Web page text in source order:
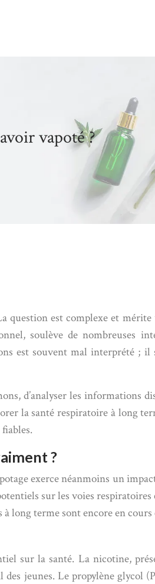
vapoté ?
question est complexe et
soulève de nombreuses
est souvent mal interprété ; il
d’analyser les informations
la santé respiratoire à long
?
exerce néanmoins un
sur les voies
long terme sont encore en
sur la santé. La nicotine,
jeunes. Le propylène glycol